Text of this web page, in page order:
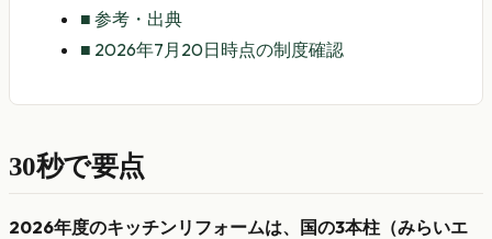
■ 参考・出典
■ 2026年7月20日時点の制度確認
30秒で要点
2026年度のキッチンリフォームは、国の3本柱（みらいエ